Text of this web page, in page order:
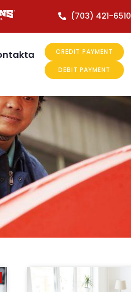
(703) 421-6510
CREDIT PAYMENT
DEBIT PAYMENT